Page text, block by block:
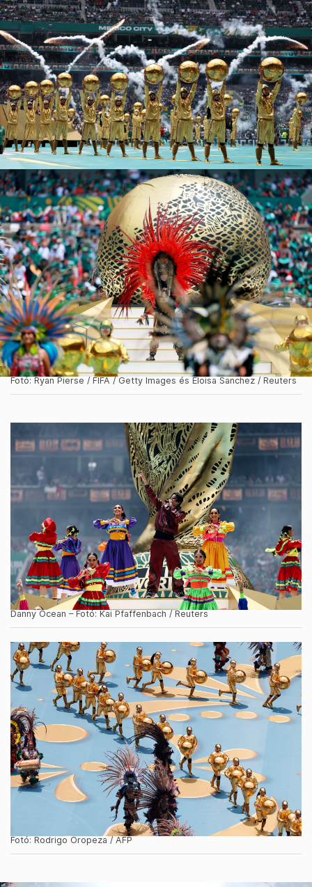
Fotó: Ryan Pierse / FIFA / Getty Images és Eloisa Sanchez / Reuters
Danny Ocean – Fotó: Kai Pfaffenbach / Reuters
Fotó: Rodrigo Oropeza / AFP